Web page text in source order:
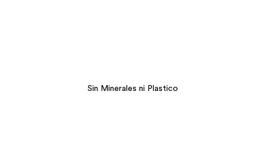
Sin Minerales ni Plastico